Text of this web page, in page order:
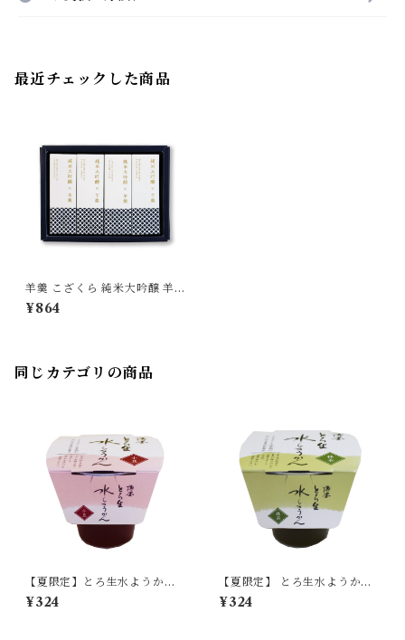
最近チェックした商品
羊羹 こざくら 純米大吟醸 羊羹
4個入
¥864
同じカテゴリの商品
【夏限定】とろ生水ようか
ん 小豆 単品 【季節限定/
期間限定】
¥324
【夏限定】 とろ生水ようか
ん 抹茶 (まっちゃ) 単品
【季節限定/期間限定】
¥324